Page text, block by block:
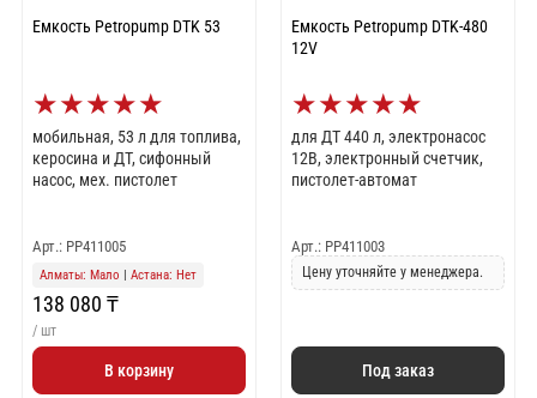
Емкость Petropump DTK 53
★★★★★
мобильная, 53 л для топлива,
керосина и ДТ, сифонный
насос, мех. пистолет
Арт.: PP411005
Алматы: Мало Астана: Нет
138 080 ₸
/ шт
В корзину
Емкость Petropump DTK-480
12V
★★★★★
для ДТ 440 л, электронасос
12В, электронный счетчик,
пистолет-автомат
Арт.: PP411003
Цену уточняйте у менеджера.
Под заказ